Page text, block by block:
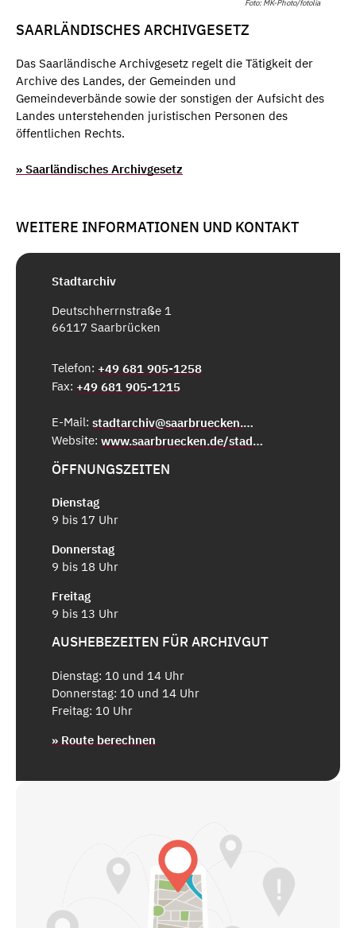
Foto: MK-Photo/fotolia
SAARLÄNDISCHES ARCHIVGESETZ
Das Saarländische Archivgesetz regelt die Tätigkeit der
Archive des Landes, der Gemeinden und
Gemeindeverbände sowie der sonstigen der Aufsicht des
Landes unterstehenden juristischen Personen des
öffentlichen Rechts.
» Saarländisches Archivgesetz
WEITERE INFORMATIONEN UND KONTAKT
Stadtarchiv
Deutschherrnstraße 1
66117 Saarbrücken
Telefon: +49 681 905-1258
Fax: +49 681 905-1215
E-Mail:
stadtarchiv@saarbruecken.de
Website:
www.saarbruecken.de/stadtarchiv
ÖFFNUNGSZEITEN
Dienstag
9 bis 17 Uhr
Donnerstag
9 bis 18 Uhr
Freitag
9 bis 13 Uhr
AUSHEBEZEITEN FÜR ARCHIVGUT
Dienstag: 10 und 14 Uhr
Donnerstag: 10 und 14 Uhr
Freitag: 10 Uhr
» Route berechnen